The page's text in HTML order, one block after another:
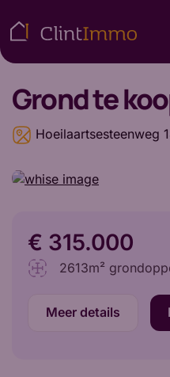
Grondte
Hoeilaartsesteenweg
€ 315.000
2613m²
Meer details